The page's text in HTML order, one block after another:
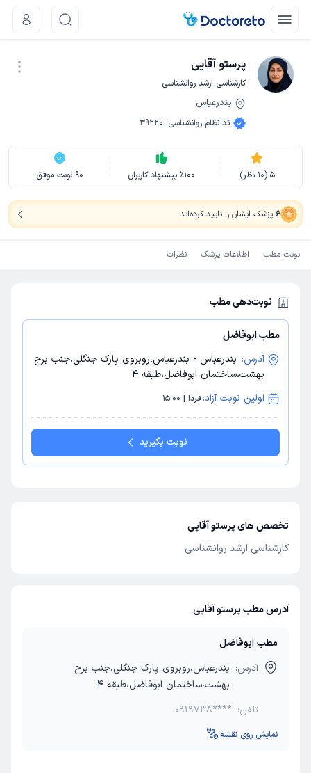
پرستو آقایی
کارشناسی ارشد روانشناسی
بندرعباس
کد نظام روانشناسی:
39220
5
(
10 نظر) ٪100 پیشنهاد کاربران 90 نوبت موفق
6 پزشک ایشان را تایید کرده‌اند.
نوبت مطب اطلاعات پزشک نظرات
نوبت‌دهی مطب
مطب ابوفاضل
آدرس: بندرعباس - بندرعباس،روبروی پارک جنگلی،جنب برج
بهشت،ساختمان ابوفاضل،طبقه 4
اولین نوبت آزاد:فردا | 15:00
نوبت بگیرید
تخصص های پرستو آقایی
کارشناسی ارشد روانشناسی
آدرس مطب پرستو آقایی
مطب ابوفاضل
آدرس: بندرعباس،روبروی پارک جنگلی،جنب برج
بهشت،ساختمان ابوفاضل،طبقه 4
تلفن: 0919738****
نمایش روی نقشه